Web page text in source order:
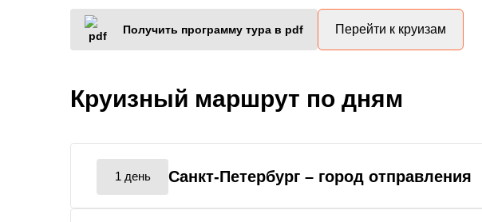
Получить программу тура в pdf Перейти к круизам
Круизный маршрут по дням
1 день Санкт-Петербург – город отправления